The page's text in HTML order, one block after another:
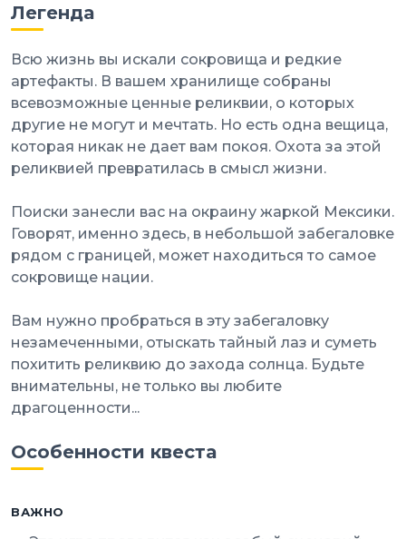
Легенда
Всю жизнь вы искали сокровища и редкие
артефакты. В вашем хранилище собраны
всевозможные ценные реликвии, о которых
другие не могут и мечтать. Но есть одна вещица,
которая никак не дает вам покоя. Охота за этой
реликвией превратилась в смысл жизни.
Поиски занесли вас на окраину жаркой Мексики.
Говорят, именно здесь, в небольшой забегаловке
рядом с границей, может находиться то самое
сокровище нации.
Вам нужно пробраться в эту забегаловку
незамеченными, отыскать тайный лаз и суметь
похитить реликвию до захода солнца. Будьте
внимательны, не только вы любите
драгоценности...
Особенности квеста
ВАЖНО